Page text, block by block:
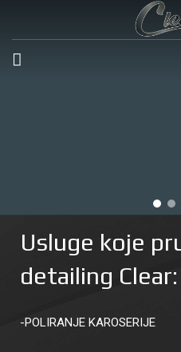
Keramička zaštita
Paketi
Galerije
Usluge koje
detailing Clear:
-POLIRANJE KAROSERIJE